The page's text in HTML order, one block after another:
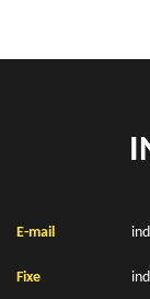
E-mail
Fixe